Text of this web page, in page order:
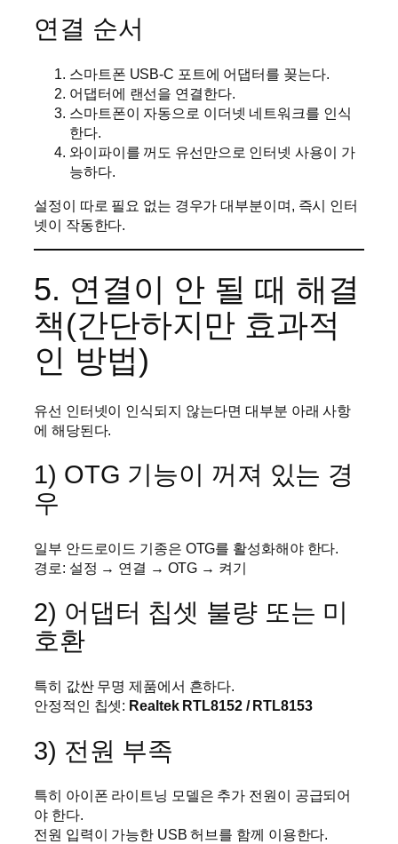
연결 순서
스마트폰 USB-C 포트에 어댑터를 꽂는다.
어댑터에 랜선을 연결한다.
스마트폰이 자동으로 이더넷 네트워크를 인식
한다.
와이파이를 꺼도 유선만으로 인터넷 사용이 가
능하다.
설정이 따로 필요 없는 경우가 대부분이며, 즉시 인터
넷이 작동한다.
5. 연결이 안 될 때 해결
책(간단하지만 효과적
인 방법)
유선 인터넷이 인식되지 않는다면 대부분 아래 사항
에 해당된다.
1) OTG 기능이 꺼져 있는 경
우
일부 안드로이드 기종은 OTG를 활성화해야 한다.
경로: 설정 → 연결 → OTG → 켜기
2) 어댑터 칩셋 불량 또는 미
호환
특히 값싼 무명 제품에서 흔하다.
안정적인 칩셋: Realtek RTL8152 / RTL8153
3) 전원 부족
특히 아이폰 라이트닝 모델은 추가 전원이 공급되어
야 한다.
전원 입력이 가능한 USB 허브를 함께 이용한다.